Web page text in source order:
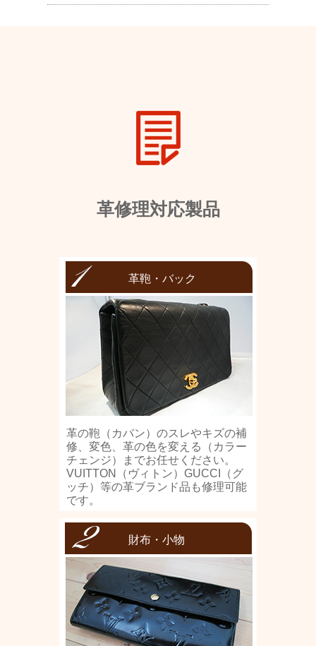
革修理対応製品
革鞄・バック
革の鞄（カバン）のスレやキズの補
修、変色、革の色を変える（カラー
チェンジ）までお任せください。
VUITTON（ヴィトン）GUCCI（グ
ッチ）等の革ブランド品も修理可能
です。
財布・小物